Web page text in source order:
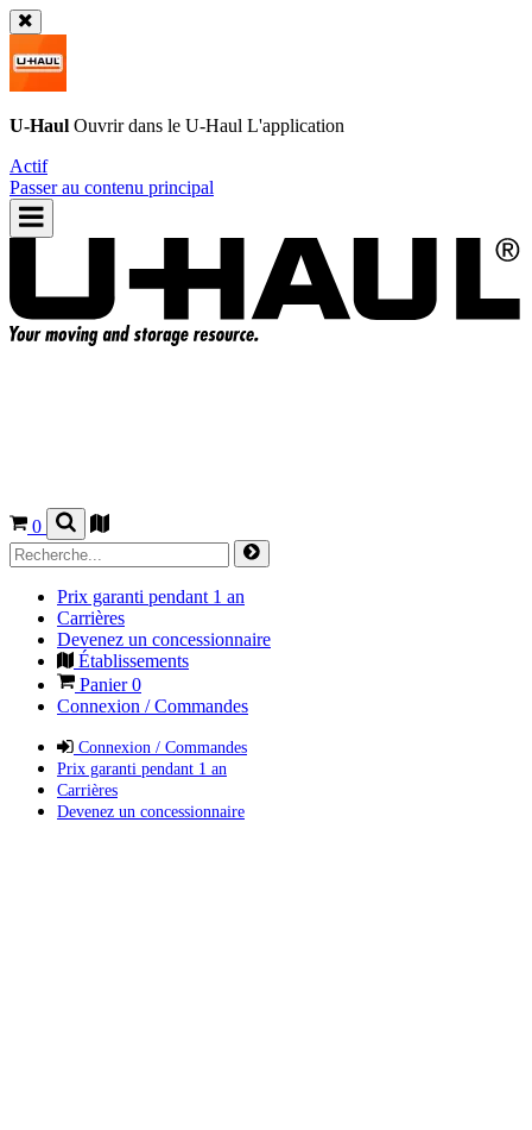
U-Haul Ouvrir dans le U-Haul L'application
Actif
Passer au contenu principal
0
Prix garanti pendant 1 an
Carrières
Devenez un concessionnaire
Établissements
Panier0
Connexion / Commandes
Connexion / Commandes
Prix garanti pendant 1 an
Carrières
Devenez un concessionnaire